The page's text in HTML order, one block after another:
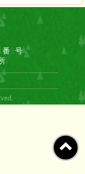
番1号
)